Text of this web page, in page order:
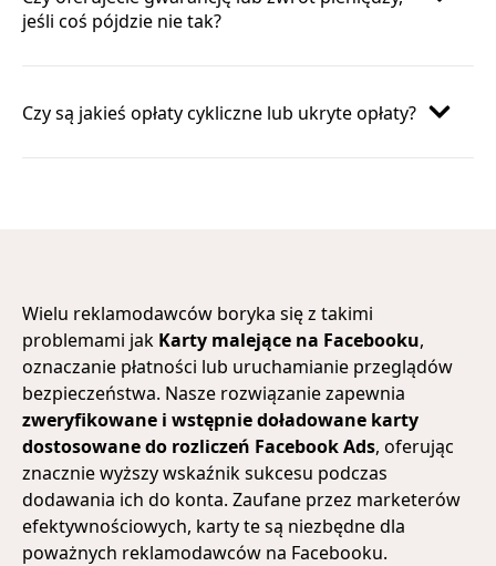
jeśli coś pójdzie nie tak?
Czy są jakieś opłaty cykliczne lub ukryte opłaty?
Wielu reklamodawców boryka się z takimi
problemami jak Karty malejące na Facebooku,
oznaczanie płatności lub uruchamianie przeglądów
bezpieczeństwa. Nasze rozwiązanie zapewnia
zweryfikowane i wstępnie doładowane karty
dostosowane do rozliczeń Facebook Ads, oferując
znacznie wyższy wskaźnik sukcesu podczas
dodawania ich do konta. Zaufane przez marketerów
efektywnościowych, karty te są niezbędne dla
poważnych reklamodawców na Facebooku.